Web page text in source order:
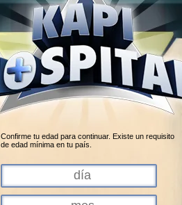
Confirme tu edad para continuar. Existe un requisito
de edad mínima en tu país.